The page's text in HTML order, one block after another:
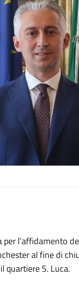
l’affidamento
al fine di
quartiere S. Luca.